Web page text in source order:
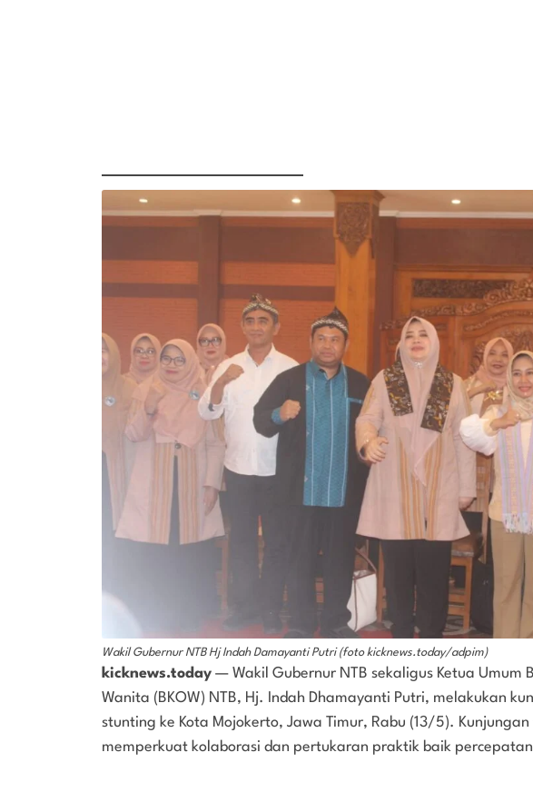
Wakil Gubernur NTB Hj Indah Damayanti Putri (foto kicknews.today/adpim)
kicknews.today — Wakil Gubernur NTB sekaligus Ketua Umum
Wanita (BKOW) NTB, Hj. Indah Dhamayanti Putri, melakukan
stunting ke Kota Mojokerto, Jawa Timur, Rabu (13/5).
memperkuat kolaborasi dan pertukaran praktik baik